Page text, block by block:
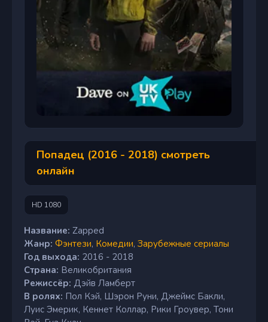
Попадец (2016 - 2018) смотреть
онлайн
HD 1080
Название: Zapped
Жанр: Фэнтези, Комедии, Зарубежные сериалы
Год выхода: 2016 - 2018
Страна: Великобритания
Режиссёр: Дэйв Ламберт
В ролях: Пол Кэй, Шэрон Руни, Джеймс Бакли,
Луис Эмерик, Кеннет Коллар, Рики Гроувер, Тони